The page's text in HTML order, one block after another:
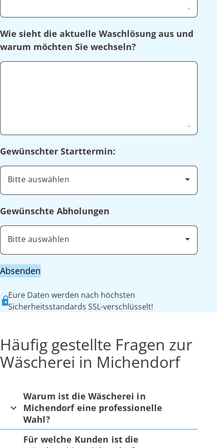
Wie sieht die aktuelle Waschlösung aus und
warum möchten Sie wechseln?
Gewünschter Starttermin:
Bitte auswählen
Gewünschte Abholungen
Bitte auswählen
Absenden
Eure Daten werden nach höchsten
Sicherheitsstandards SSL-verschlüsselt!
Häufig gestellte Fragen zur
Wäscherei in Michendorf
Warum ist die Wäscherei in
Michendorf eine professionelle
Wahl?
Für welche Kunden ist die